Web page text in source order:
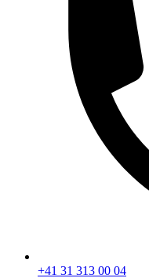
+41 31 313 00 04